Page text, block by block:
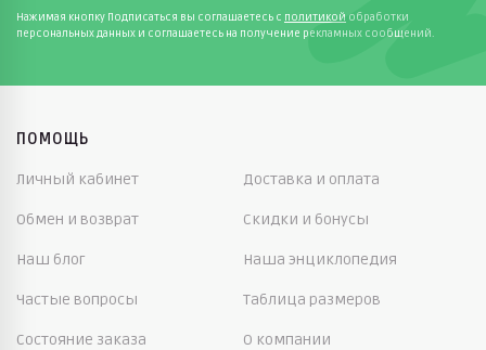
Нажимая кнопку Подписаться вы соглашаетесь с политикой обработки
персональных данных и соглашаетесь на получение рекламных сообщений.
ПОМОЩЬ
Личный кабинет Доставка и оплата
Обмен и возврат Скидки и бонусы
Наш блог Наша энциклопедия
Частые вопросы Таблица размеров
Состояние заказа О компании